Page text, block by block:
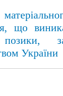
що
позики,
України